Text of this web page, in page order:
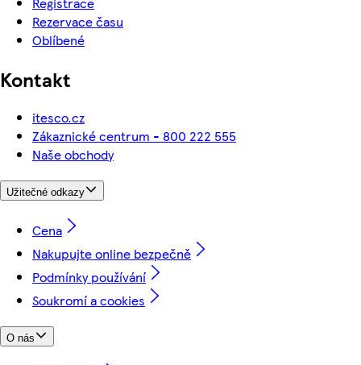
Rezervace času
Oblíbené
Kontakt
itesco.cz
Zákaznické centrum - 800 222 555
Naše obchody
Užitečné odkazy
Cena
Nakupujte online bezpečně
Podmínky používání
Soukromí a cookies
O nás